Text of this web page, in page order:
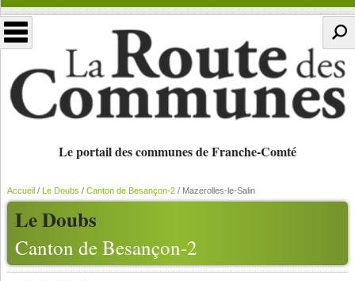
Le portail des communes de Franche-Comté
Le Doubs
Canton de Besançon-2
Accueil/ Le Doubs / Canton de Besançon-2/ Mazerolles-le-Salin